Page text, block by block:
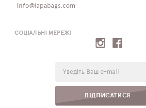
СОЦІАЛЬНІ МЕРЕЖІ
ПІДПИСАТИСЯ
info@lapabags.com